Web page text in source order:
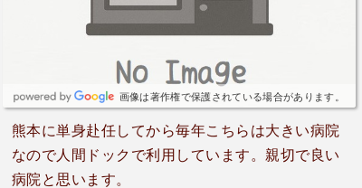
画像は著作権で保護されている場合があります。
熊本に単身赴任してから毎年こちらは大きい病院
なので人間ドックで利用しています。親切で良い
病院と思います。